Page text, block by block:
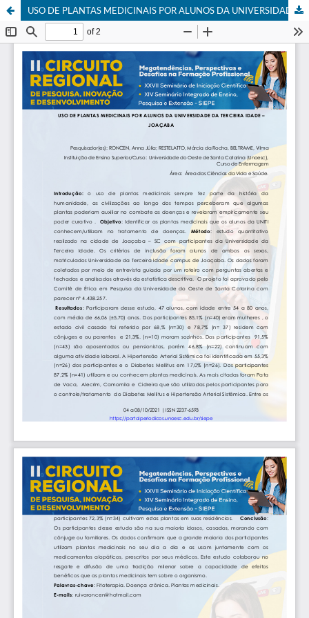
USO DE PLANTAS MEDICINAIS POR ALUNOS DA UNIVERSIDADE DA TERCEIRA IDADE – JOAÇABA